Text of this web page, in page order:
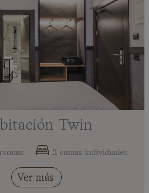
Twin
2 camas individuales
Ver más